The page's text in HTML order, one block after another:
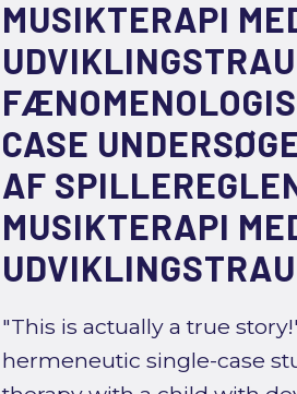
MUSIKTERAPI
CASE
AF
MUSIKTERAPI
"This is actually a true
hermeneutic single-case